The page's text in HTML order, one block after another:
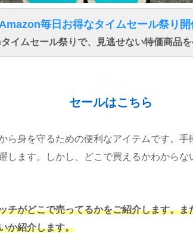
毎日お得なタイムセール祭り開
イムセール祭りで、見逃せない特価商品を
セールはこちら
ら身を守るための便利なアイテムです。
します。しかし、どこで買えるかわからな
チがどこで売ってるかをご紹介します。
か紹介します。